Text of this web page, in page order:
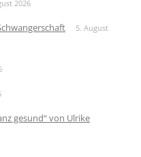
2026
5. August
gesund“ von Ulrike